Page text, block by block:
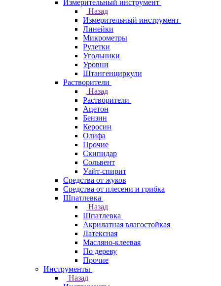
Измерительный инструмент
Назад
Измерительный инструмент
Линейки
Микрометры
Рулетки
Угольники
Уровни
Штангенциркули
Растворители
Назад
Растворители
Ацетон
Бензин
Керосин
Олифа
Прочие
Скипидар
Сольвент
Уайт-спирит
Средства от жуков
Средства от плесени и грибка
Шпатлевка
Назад
Шпатлевка
Акрилатная влагостойкая
Латексная
Масляно-клеевая
По дереву
Прочие
Инструменты
Назад